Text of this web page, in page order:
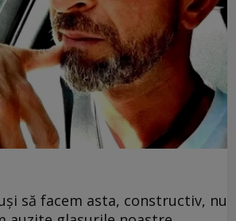
să facem asta, constructiv, nu